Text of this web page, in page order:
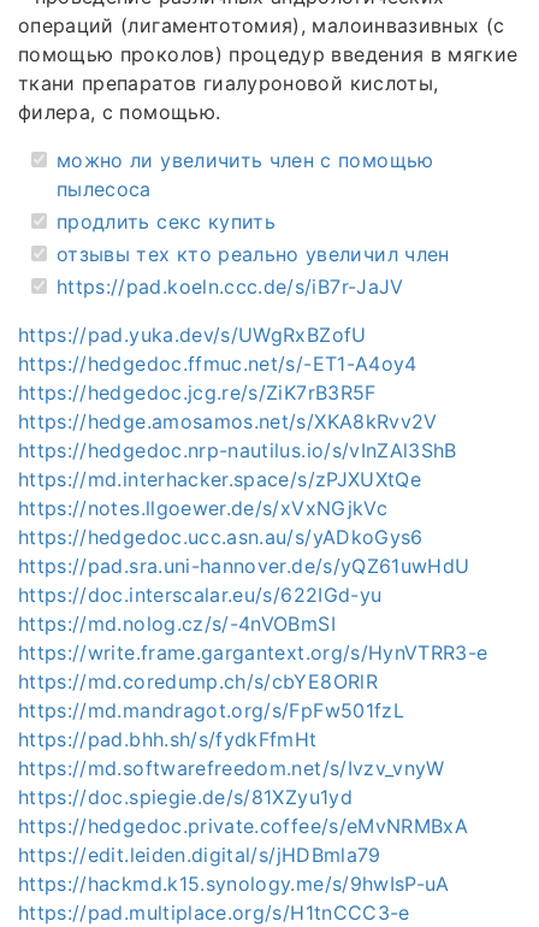
операций (лигаментотомия), малоинвазивных (с
помощью проколов) процедур введения в мягкие
ткани препаратов гиалуроновой кислоты,
филера, с помощью.
можно ли увеличить член с помощью
пылесоса
продлить секс купить
отзывы тех кто реально увеличил член
https://pad.koeln.ccc.de/s/iB7r-JaJV
https://pad.yuka.dev/s/UWgRxBZofU
https://hedgedoc.ffmuc.net/s/-ET1-A4oy4
https://hedgedoc.jcg.re/s/ZiK7rB3R5F
https://hedge.amosamos.net/s/XKA8kRvv2V
https://hedgedoc.nrp-nautilus.io/s/vInZAl3ShB
https://md.interhacker.space/s/zPJXUXtQe
https://notes.llgoewer.de/s/xVxNGjkVc
https://hedgedoc.ucc.asn.au/s/yADkoGys6
https://pad.sra.uni-hannover.de/s/yQZ61uwHdU
https://doc.interscalar.eu/s/622IGd-yu
https://md.nolog.cz/s/-4nVOBmSI
https://write.frame.gargantext.org/s/HynVTRR3-e
https://md.coredump.ch/s/cbYE8ORlR
https://md.mandragot.org/s/FpFw501fzL
https://pad.bhh.sh/s/fydkFfmHt
https://md.softwarefreedom.net/s/Ivzv_vnyW
https://doc.spiegie.de/s/81XZyu1yd
https://hedgedoc.private.coffee/s/eMvNRMBxA
https://edit.leiden.digital/s/jHDBmla79
https://hackmd.k15.synology.me/s/9hwIsP-uA
https://pad.multiplace.org/s/H1tnCCC3-e